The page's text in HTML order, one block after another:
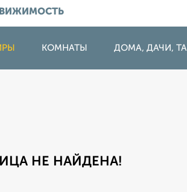
КОМНАТЫ ДОМА, ДАЧИ,
НЕ НАЙДЕНА!